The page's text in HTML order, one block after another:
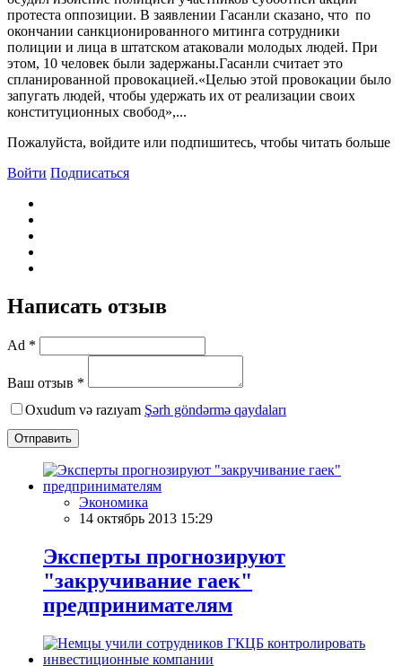
протеста оппозиции. В заявлении Гасанли сказано, что по
окончании санкционированного митинга сотрудники
полиции и лица в штатском атаковали молодых людей. При
этом, 10 человек были задержаны.Гасанли считает это
спланированной провокацией.«Целью этой провокации было
запугать людей, чтобы удержать их от реализации своих
конституционных свобод»,...
Пожалуйста, войдите или подпишитесь, чтобы читать больше
Войти Подписаться
Написать отзыв
Ad *
Ваш отзыв *
Oxudum və razıyam Şərh göndərmə qaydaları
Отправить
Экономика
14 октябрь 2013 15:29
Эксперты прогнозируют
"закручивание гаек"
предпринимателям